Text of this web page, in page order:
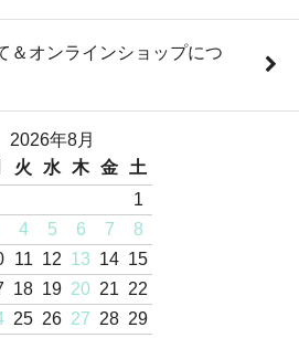
＆オンラインショップにつ
2026年8月
火 水 木 金
土
1
4 5 6 7
8
11 12 13 14 15
18 19 20 21 22
25 26 27 28 29